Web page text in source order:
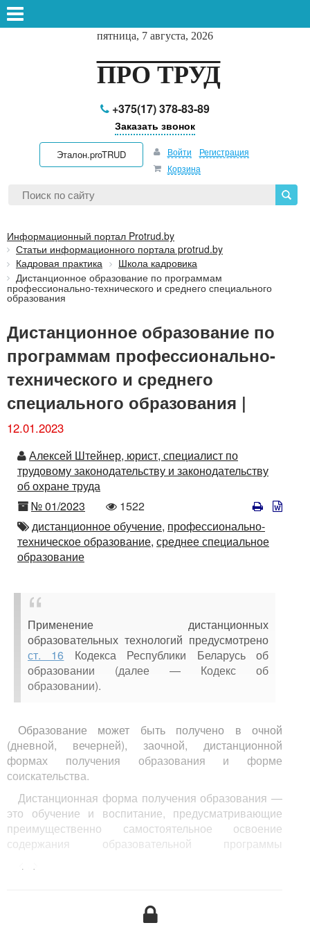
пятница, 7 августа, 2026
ПРО ТРУД
+375(17) 378-83-89
Заказать звонок
Эталон.proTRUD Войти
Регистрация
Корзина
Информационный портал Protrud.by
Статьи информационного портала protrud.by
Кадровая практика
Школа кадровика
Дистанционное образование по программам
профессионально-технического и среднего специального
образования
Дистанционное образование по
программам профессионально-
технического и среднего
специального образования |
12.01.2023
Автор
Алексей Штейнер, юрист, специалист по
трудовому законодательству и законодательству
об охране труда
Номер
№ 01/2023
Количество
просмотров
1522
Автор
дистанционное обучение, профессионально-
техническое образование, среднее специальное
образование
Применение дистанционных
образовательных технологий предусмотрено
ст. 16 Кодекса Республики Беларусь об
образовании (далее — Кодекс об
образовании).
Образование может быть получено в очной
(дневной, вечерней), заочной, дистанционной
формах получения образования и форме
соискательства.
Дистанционная форма получения образования —
это обучение и воспитание, предусматривающие
преимущественно самостоятельное освоение
содержания образовательной программы
и педагогических работников на основе
Под дистанционными образовательными